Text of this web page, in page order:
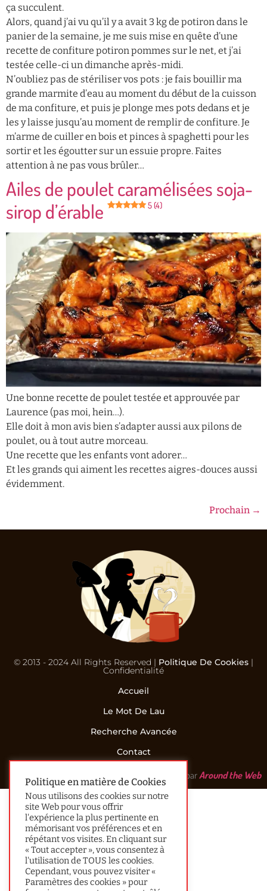
ça succulent.
Alors, quand j’ai vu qu’il y a avait 3 kg de potiron dans le
panier de la semaine, je me suis mise en quête d’une
recette de confiture potiron pommes sur le net, et j’ai
testée celle-ci un dimanche après-midi.
N’oubliez pas de stériliser vos pots : je fais bouillir ma
grande marmite d’eau au moment du début de la cuisson
de ma confiture, et puis je plonge mes pots dedans et je
les y laisse jusqu’au moment de remplir de confiture. Je
m’arme de cuiller en bois et pinces à spaghetti pour les
sortir et les égoutter sur un essuie propre. Faites
attention à ne pas vous brûler…
Ailes de poulet caramélisées soja-
sirop d’érable
5 (4)
Une bonne recette de poulet testée et approuvée par
Laurence (pas moi, hein…).
Elle doit à mon avis bien s’adapter aussi aux pilons de
poulet, ou à tout autre morceau.
Une recette que les enfants vont adorer…
Et les grands qui aiment les recettes aigres-douces aussi
évidemment.
Prochain →
© 2013 - 2024 All Rights Reserved | Politique De Cookies |
Confidentialité
Accueil
Le Mot De Lau
Recherche Avancée
Contact
Réalisé parAround the Web
Politique en matière de Cookies
Nous utilisons des cookies sur notre
site Web pour vous offrir
l'expérience la plus pertinente en
mémorisant vos préférences et en
répétant vos visites. En cliquant sur
« Tout accepter », vous consentez à
l'utilisation de TOUS les cookies.
Cependant, vous pouvez visiter «
Paramètres des cookies » pour